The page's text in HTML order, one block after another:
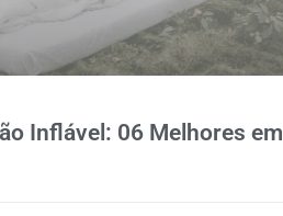
Inflável: 06 Melhores em